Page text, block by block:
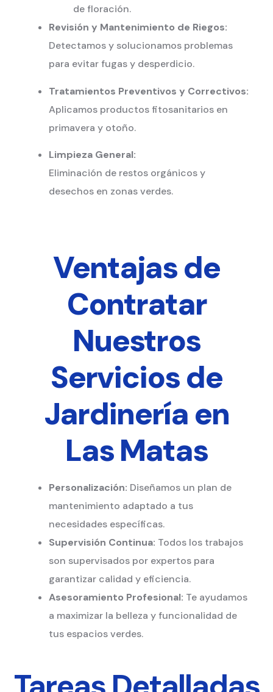
de floración.
Revisión y Mantenimiento de Riegos:
Detectamos y solucionamos problemas
para evitar fugas y desperdicio.
Tratamientos Preventivos y Correctivos:
Aplicamos productos fitosanitarios en
primavera y otoño.
Limpieza General:
Eliminación de restos orgánicos y
desechos en zonas verdes.
Ventajas de
Contratar
Nuestros
Servicios de
Jardinería en
Las Matas
Personalización: Diseñamos un plan de
mantenimiento adaptado a tus
necesidades específicas.
Supervisión Continua: Todos los trabajos
son supervisados por expertos para
garantizar calidad y eficiencia.
Asesoramiento Profesional: Te ayudamos
a maximizar la belleza y funcionalidad de
tus espacios verdes.